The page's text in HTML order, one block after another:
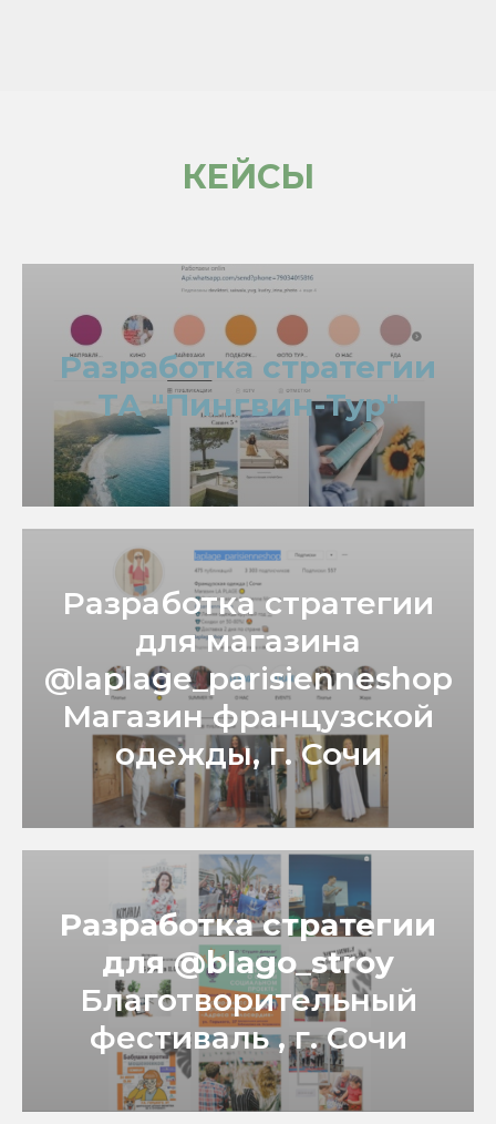
КЕЙСЫ
Разработка стратегии
ТА "Пингвин-Тур"
Разработка стратегии
для магазина
@laplage_parisienneshop
Магазин французской
одежды, г. Сочи
Разработка стратегии
для @blago_stroy
Благотворительный
фестиваль , г. Сочи